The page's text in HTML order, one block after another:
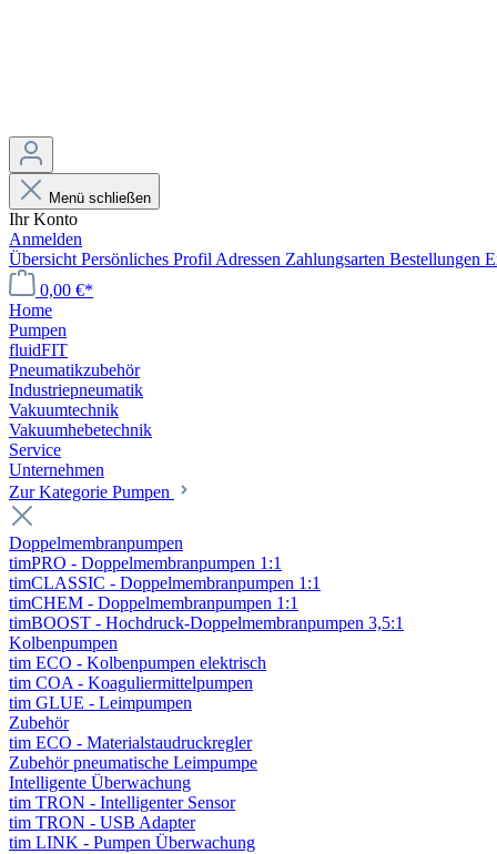
Menü schließen
Ihr Konto
Anmelden
Übersicht Persönliches Profil Adressen Zahlungsarten Bestellungen
0,00 €*
Home
Pumpen
fluidFIT
Pneumatikzubehör
Industriepneumatik
Vakuumtechnik
Vakuumhebetechnik
Service
Unternehmen
Zur Kategorie Pumpen
Doppelmembranpumpen
timPRO - Doppelmembranpumpen 1:1
timCLASSIC - Doppelmembranpumpen 1:1
timCHEM - Doppelmembranpumpen 1:1
timBOOST - Hochdruck-Doppelmembranpumpen 3,5:1
Kolbenpumpen
tim ECO - Kolbenpumpen elektrisch
tim COA - Koaguliermittelpumpen
tim GLUE - Leimpumpen
Zubehör
tim ECO - Materialstaudruckregler
Zubehör pneumatische Leimpumpe
Intelligente Überwachung
tim TRON - Intelligenter Sensor
tim TRON - USB Adapter
tim LINK - Pumpen Überwachung